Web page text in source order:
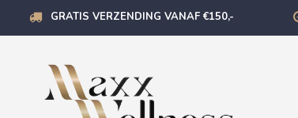
GRATIS VERZENDING VANAF €150,-